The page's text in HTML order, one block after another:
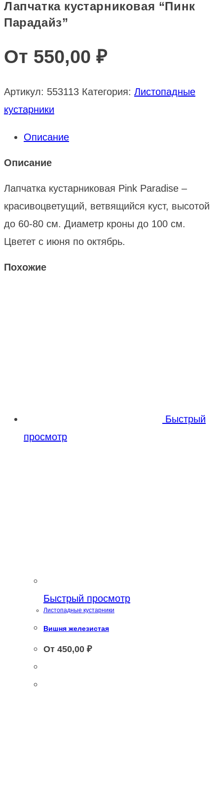
Лапчатка кустарниковая “Пинк
Парадайз”
От 550,00 ₽
Артикул: 553113 Категория: Листопадные
кустарники
Описание
Описание
Лапчатка кустарниковая Pink Paradise –
красивоцветущий, ветвящийся куст, высотой
до 60-80 см. Диаметр кроны до 100 см.
Цветет с июня по октябрь.
Похожие
Быстрый
просмотр
Быстрый просмотр
Листопадные кустарники
Вишня железистая
От 450,00 ₽